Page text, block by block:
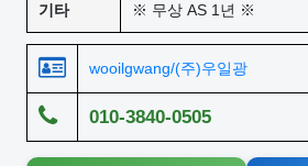
기타 ※ 무상 AS 1년 ※
wooilgwang/(주)우일광
010-3840-0505